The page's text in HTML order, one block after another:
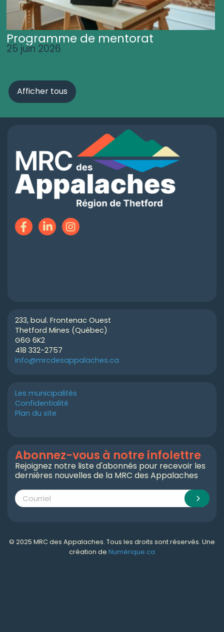
Programme de mentorat
25 juin 2026
Afficher tous
233, boul. Frontenac Ouest
Thetford Mines (Québec)
G6G 6K2
418 332-2757
info@mrcdesappalaches.ca
Les municipalités
Confidentialité
Plan du site
Abonnez-vous à notre infolettre
Rejoignez notre liste d'abonnés pour recevoir les
dernières nouvelles de la MRC des Appalaches
© 2025 MRC des Appalaches. Tous les droits sont réservés. Une
création de Numérique.ca